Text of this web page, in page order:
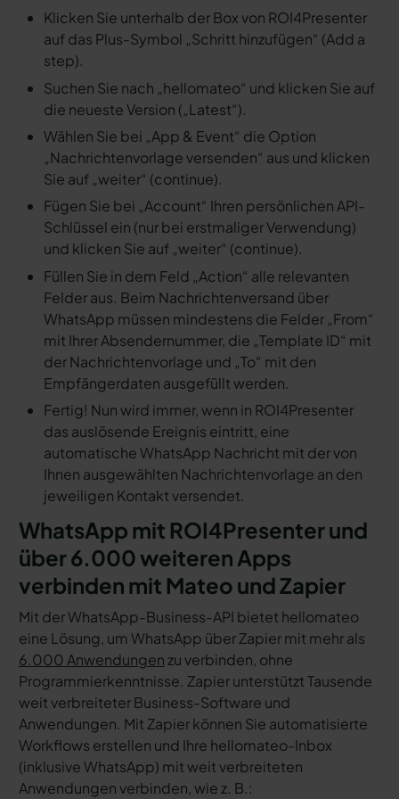
Klicken Sie unterhalb der Box von ROI4Presenter
auf das Plus-Symbol „Schritt hinzufügen“ (Add a
step).
Suchen Sie nach „hellomateo“ und klicken Sie auf
die neueste Version („Latest“).
Wählen Sie bei „App & Event“ die Option
„Nachrichtenvorlage versenden“ aus und klicken
Sie auf „weiter“ (continue).
Fügen Sie bei „Account“ Ihren persönlichen API-
Schlüssel ein (nur bei erstmaliger Verwendung)
und klicken Sie auf „weiter“ (continue).
Füllen Sie in dem Feld „Action“ alle relevanten
Felder aus. Beim Nachrichtenversand über
WhatsApp müssen mindestens die Felder „From“
mit Ihrer Absendernummer, die „Template ID“ mit
der Nachrichtenvorlage und „To“ mit den
Empfängerdaten ausgefüllt werden.
Fertig! Nun wird immer, wenn in ROI4Presenter
das auslösende Ereignis eintritt, eine
automatische WhatsApp Nachricht mit der von
Ihnen ausgewählten Nachrichtenvorlage an den
jeweiligen Kontakt versendet.
WhatsApp mit ROI4Presenter und
über 6.000 weiteren Apps
verbinden mit Mateo und Zapier
Mit der WhatsApp-Business-API bietet hellomateo
eine Lösung, um WhatsApp über Zapier mit mehr als
6.000 Anwendungenzu verbinden, ohne
Programmierkenntnisse. Zapier unterstützt Tausende
weit verbreiteter Business-Software und
Anwendungen. Mit Zapier können Sie automatisierte
Workflows erstellen und Ihre hellomateo-Inbox
(inklusive WhatsApp) mit weit verbreiteten
Anwendungen verbinden, wie z. B.: